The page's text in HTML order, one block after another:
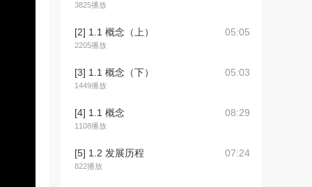
3825播放
[2] 1.1 概念（上）
2205播放
05:05
[3] 1.1 概念（下）
1449播放
05:03
[4] 1.1 概念
1108播放
08:29
[5] 1.2 发展历程
822播放
07:24